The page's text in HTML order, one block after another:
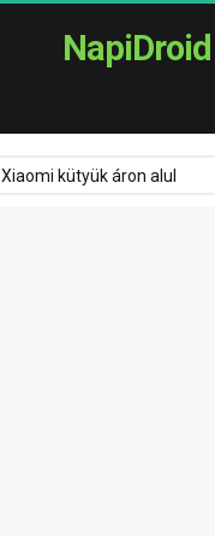
NapiDroid
Xiaomi kütyük áron alul